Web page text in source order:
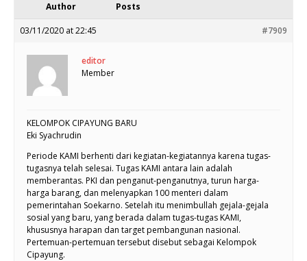
Author Posts
03/11/2020 at 22:45 #7909
editor
Member
KELOMPOK CIPAYUNG BARU
Eki Syachrudin
Periode KAMI berhenti dari kegiatan-kegiatannya karena tugas-
tugasnya telah selesai. Tugas KAMI antara lain adalah
memberantas. PKI dan penganut-penganutnya, turun harga-
harga barang, dan melenyapkan 100 menteri dalam
pemerintahan Soekarno. Setelah itu menimbullah gejala-gejala
sosial yang baru, yang berada dalam tugas-tugas KAMI,
khususnya harapan dan target pembangunan nasional.
Pertemuan-pertemuan tersebut disebut sebagai Kelompok
Cipayung.